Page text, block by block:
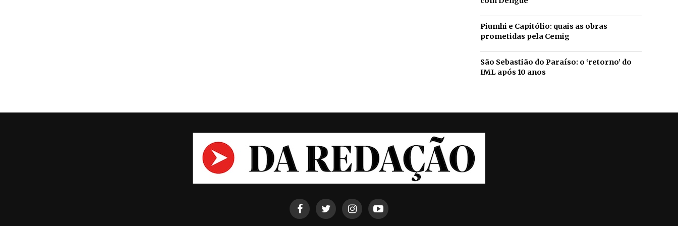
Piumhi e Capitólio: quais as obras
prometidas pela Cemig
São Sebastião do Paraíso: o ‘retorno’ do
IML após 10 anos